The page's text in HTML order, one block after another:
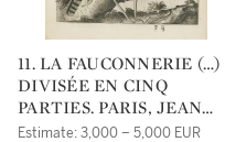
11. LA FAUCONNERIE (…)
DIVISÉE EN CINQ
PARTIES. PARIS, JEAN
HOUZÉ, 1615-[1619].
Estimate: 3,000 – 5,000 EUR